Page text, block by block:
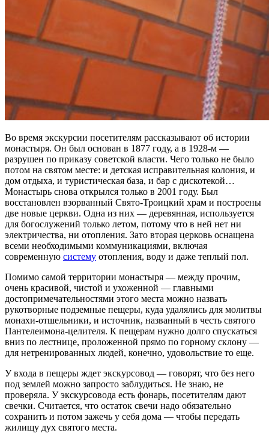
Во время экскурсии посетителям рассказывают об истории
монастыря. Он был основан в 1877 году, а в 1928-м —
разрушен по приказу советской власти. Чего только не было
потом на святом месте: и детская исправительная колония, и
дом отдыха, и туристическая база, и бар с дискотекой…
Монастырь снова открылся только в 2001 году. Был
восстановлен взорванный Свято-Троицкий храм и построены
две новые церкви. Одна из них — деревянная, используется
для богослужений только летом, потому что в ней нет ни
электричества, ни отопления. Зато вторая церковь оснащена
всеми необходимыми коммуникациями, включая
современную систему отопления, воду и даже теплый пол.
Помимо самой территории монастыря — между прочим,
очень красивой, чистой и ухоженной — главными
достопримечательностями этого места можно назвать
рукотворные подземные пещеры, куда удалялись для молитвы
монахи-отшельники, и источник, названный в честь святого
Пантелеимона-целителя. К пещерам нужно долго спускаться
вниз по лестнице, проложенной прямо по горному склону —
для нетренированных людей, конечно, удовольствие то еще.
У входа в пещеры ждет экскурсовод — говорят, что без него
под землей можно запросто заблудиться. Не знаю, не
проверяла. У экскурсовода есть фонарь, посетителям дают
свечки. Считается, что остаток свечи надо обязательно
сохранить и потом зажечь у себя дома — чтобы передать
жилищу дух святого места.